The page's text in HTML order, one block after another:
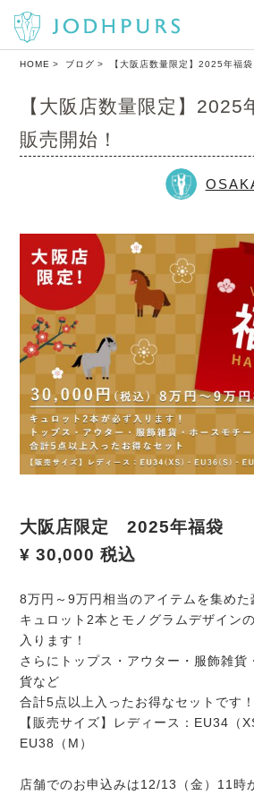
HOME ブログ 【大阪店数量限定】2025年福
【大阪店数量限定】
販売開始！
大阪店限定 2025年福袋
¥ 30,000 税込
8万円～9万円相当のアイテムを集め
キュロット2本とモノグラムデザイン
入ります！
さらにトップス・アウター・服飾雑貨
貨など
合計5点以上入ったお得なセットです！
【販売サイズ】レディース：EU34（
EU38（M）
店舗でのお申込みは12/13（金）11時